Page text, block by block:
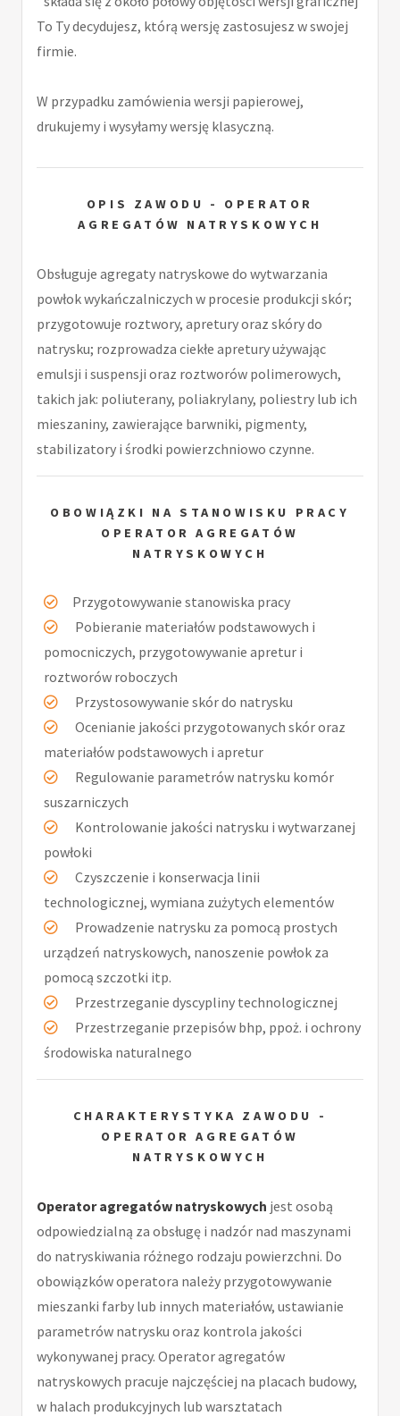
To Ty decydujesz, którą wersję zastosujesz w swojej
firmie.
W przypadku zamówienia wersji papierowej,
drukujemy i wysyłamy wersję klasyczną.
OPIS ZAWODU - OPERATOR
AGREGATÓW NATRYSKOWYCH
Obsługuje agregaty natryskowe do wytwarzania
powłok wykańczalniczych w procesie produkcji skór;
przygotowuje roztwory, apretury oraz skóry do
natrysku; rozprowadza ciekłe apretury używając
emulsji i suspensji oraz roztworów polimerowych,
takich jak: poliuterany, poliakrylany, poliestry lub ich
mieszaniny, zawierające barwniki, pigmenty,
stabilizatory i środki powierzchniowo czynne.
OBOWIĄZKI NA STANOWISKU PRACY
OPERATOR AGREGATÓW
NATRYSKOWYCH
Przygotowywanie stanowiska pracy
Pobieranie materiałów podstawowych i
pomocniczych, przygotowywanie apretur i
roztworów roboczych
Przystosowywanie skór do natrysku
Ocenianie jakości przygotowanych skór oraz
materiałów podstawowych i apretur
Regulowanie parametrów natrysku komór
suszarniczych
Kontrolowanie jakości natrysku i wytwarzanej
powłoki
Czyszczenie i konserwacja linii
technologicznej, wymiana zużytych elementów
Prowadzenie natrysku za pomocą prostych
urządzeń natryskowych, nanoszenie powłok za
pomocą szczotki itp.
Przestrzeganie dyscypliny technologicznej
Przestrzeganie przepisów bhp, ppoż. i ochrony
środowiska naturalnego
CHARAKTERYSTYKA ZAWODU -
OPERATOR AGREGATÓW
NATRYSKOWYCH
Operator agregatów natryskowych jest osobą
odpowiedzialną za obsługę i nadzór nad maszynami
do natryskiwania różnego rodzaju powierzchni. Do
obowiązków operatora należy przygotowywanie
mieszanki farby lub innych materiałów, ustawianie
parametrów natrysku oraz kontrola jakości
wykonywanej pracy. Operator agregatów
natryskowych pracuje najczęściej na placach budowy,
w halach produkcyjnych lub warsztatach